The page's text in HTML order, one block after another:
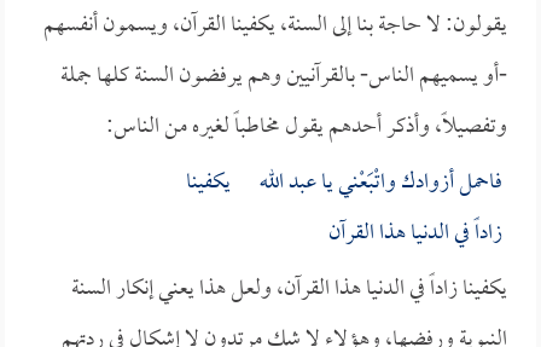
يقولون: لا حاجة بنا إلى السنة، يكفينا القرآن، ويسمون أنفسهم
-أو يسميهم الناس- بالقرآنيين وهم يرفضون السنة كلها جملة
وتفصيلاً، وأذكر أحدهم يقول مخاطباً لغيره من الناس:
فاحمل أزوادك واتْبَعْني يا عبد الله يكفينا
زاداً في الدنيا هذا القرآن
يكفينا زاداً في الدنيا هذا القرآن، ولعل هذا يعني إنكار السنة